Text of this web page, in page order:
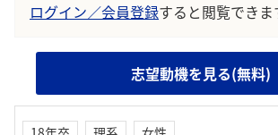
ログイン／会員登録すると閲覧できま
志望動機を見る(無料)